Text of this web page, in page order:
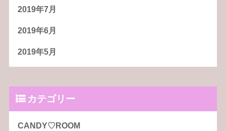
2019年7月
2019年6月
2019年5月
カテゴリー
CANDY♡ROOM